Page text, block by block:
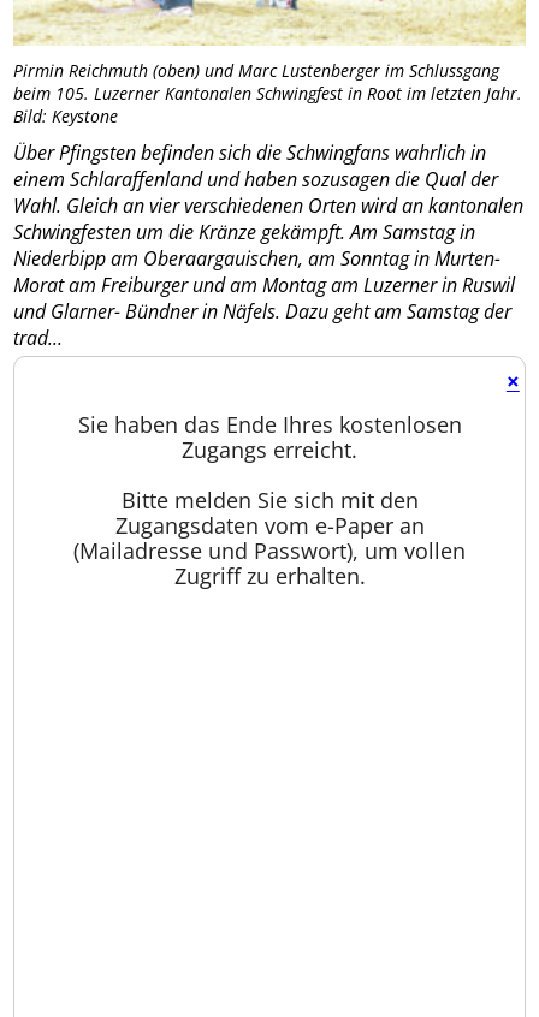
Pirmin Reichmuth (oben) und Marc Lustenberger im Schlussgang
beim 105. Luzerner Kantonalen Schwingfest in Root im letzten Jahr.
Bild: Keystone
Über Pfingsten befinden sich die Schwingfans wahrlich in
einem Schlaraffenland und haben sozusagen die Qual der
Wahl. Gleich an vier verschiedenen Orten wird an kantonalen
Schwingfesten um die Kränze gekämpft. Am Samstag in
Niederbipp am Oberaargauischen, am Sonntag in Murten-
Morat am Freiburger und am Montag am Luzerner in Ruswil
und Glarner- Bündner in Näfels. Dazu geht am Samstag der
trad...
×
Sie haben das Ende Ihres kostenlosen
Zugangs erreicht.
Bitte melden Sie sich mit den
Zugangsdaten vom e-Paper an
(Mailadresse und Passwort), um vollen
Zugriff zu erhalten.